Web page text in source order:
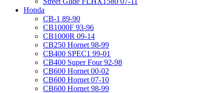
Honda
CB-1 89-90
CB1000F 93-96
CB1000R 09-14
CB250 Hornet 98-99
CB400 SPEC1 99-01
CB400 Super Four 92-98
CB600 Hornet 00-02
CB600 Hornet 07-10
CB600 Hornet 98-99